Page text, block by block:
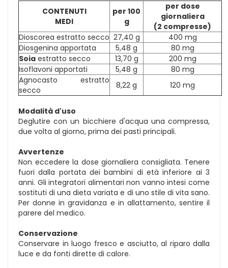
CONTENUTI
MEDI
per 100
g
per dose
giornaliera
(2 compresse)
Dioscorea estratto secco 27,40 g
400 mg
Diosgenina apportata
5,48 g
80 mg
Soia estratto secco 13,70 g
200 mg
Isoflavoni apportati
5,48 g
80 mg
Agnocasto estratto
secco
8,22 g 120 mg
Modalità d'uso
Deglutire con un bicchiere d'acqua una compressa,
due volta al giorno, prima dei pasti principali.
Avvertenze
Non eccedere la dose giornaliera consigliata. Tenere
fuori dalla portata dei bambini di età inferiore ai 3
anni. Gli integratori alimentari non vanno intesi come
sostituti di una dieta variata e di uno stile di vita sano.
Per donne in gravidanza e in allattamento, sentire il
parere del medico.
Conservazione
Conservare in luogo fresco e asciutto, al riparo dalla
luce e da fonti dirette di calore.